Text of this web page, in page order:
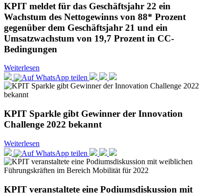
KPIT meldet für das Geschäftsjahr 22 ein
Wachstum des Nettogewinns von 88* Prozent
gegenüber dem Geschäftsjahr 21 und ein
Umsatzwachstum von 19,7 Prozent in CC-
Bedingungen
Weiterlesen
KPIT Sparkle gibt Gewinner der Innovation
Challenge 2022 bekannt
Weiterlesen
KPIT veranstaltete eine Podiumsdiskussion mit